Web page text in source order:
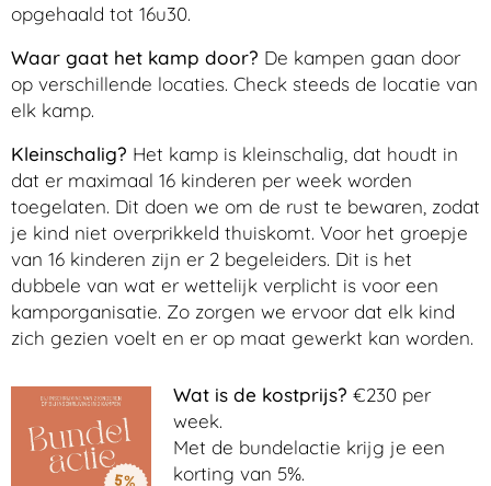
opgehaald tot 16u30.
Waar gaat het kamp door? De kampen gaan door
op verschillende locaties. Check steeds de locatie van
elk kamp.
Kleinschalig? Het kamp is kleinschalig, dat houdt in
dat er maximaal 16 kinderen per week worden
toegelaten. Dit doen we om de rust te bewaren, zodat
je kind niet overprikkeld thuiskomt. Voor het groepje
van 16 kinderen zijn er 2 begeleiders. Dit is het
dubbele van wat er wettelijk verplicht is voor een
kamporganisatie. Zo zorgen we ervoor dat elk kind
zich gezien voelt en er op maat gewerkt kan worden.
Wat is de kostprijs? €230 per
week.
Met de bundelactie krijg je een
korting van 5%.